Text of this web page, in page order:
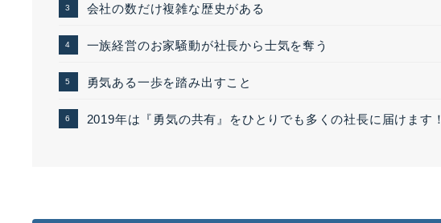
会社の数だけ複雑な歴史がある
一族経営のお家騒動が社長から士気を奪う
勇気ある一歩を踏み出すこと
2019年は『勇気の共有』をひとりでも多くの社長に届けます！